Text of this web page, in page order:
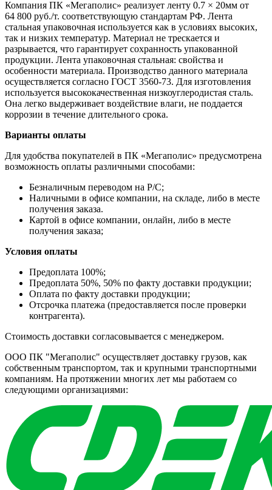
Компания ПК «Мегаполис» реализует ленту 0.7 × 20мм от
64 800 руб./т. соответствующую стандартам РФ. Лента
стальная упаковочная используется как в условиях высоких,
так и низких температур. Материал не трескается и
разрывается, что гарантирует сохранность упакованной
продукции. Лента упаковочная стальная: свойства и
особенности материала. Производство данного материала
осуществляется согласно ГОСТ 3560-73. Для изготовления
используется высококачественная низкоуглеродистая сталь.
Она легко выдерживает воздействие влаги, не поддается
коррозии в течение длительного срока.
Варианты оплаты
Для удобства покупателей в ПК «Мегаполис» предусмотрена
возможность оплаты различными способами:
Безналичным переводом на Р/С;
Наличными в офисе компании, на складе, либо в месте
получения заказа.
Картой в офисе компании, онлайн, либо в месте
получения заказа;
Условия оплаты
Предоплата 100%;
Предоплата 50%, 50% по факту доставки продукции;
Оплата по факту доставки продукции;
Отсрочка платежа (предоставляется после проверки
контрагента).
Стоимость доставки согласовывается с менеджером.
ООО ПК "Мегаполис" осуществляет доставку грузов, как
собственным транспортом, так и крупными транспортными
компаниям. На протяжении многих лет мы работаем со
следующими организациями: